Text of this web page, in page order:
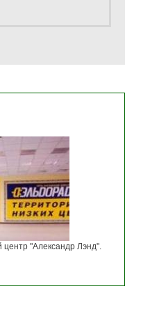
центр "Александр Лэнд".